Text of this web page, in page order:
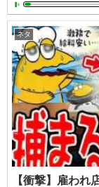
ネタ
【衝撃】雇われ